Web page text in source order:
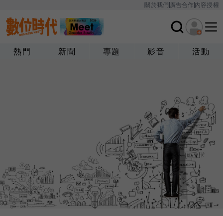
關於我們廣告合作內容授權
熱門 新聞 專題 影音 活動